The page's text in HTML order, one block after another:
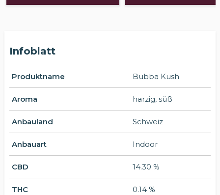
Infoblatt
Produktname Bubba Kush
Aroma harzig, süß
Anbauland Schweiz
Anbauart Indoor
CBD 14.30 %
THC 0.14 %